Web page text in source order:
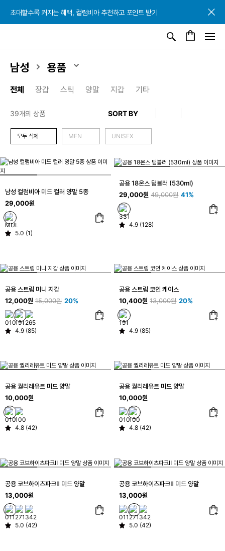
초대할수록 커지는 혜택, 컬럼비아 추천하고 포인트 받기
초대할수록 커지는 혜택, 컬럼비아 추천하고 포인트 받기
초대할수록 커지는 혜택, 컬럼비아 추천하고 포인트 받기
남성 용품
전체 장갑 스틱 양말 지갑 기타
39개의 상품
모두 삭제 MEN UNISEX
남성 컬럼비아 미드 컬러 양말 5종
29,000원
5.0 (1)
공용 18온스 텀블러 (530ml)
29,000원 49,000원 41%
4.9 (128)
공용 스트림 미니 지갑
12,000원 15,000원 20%
4.9 (85)
공용 스트림 코인 케이스
10,400원 13,000원 20%
4.9 (85)
공용 퀄리레유트 미드 양말
10,000원
4.8 (42)
공용 퀄리레유트 미드 양말
10,000원
4.8 (42)
공용 코브하이츠파크Ⅱ 미드 양말
13,000원
5.0 (42)
공용 코브하이츠파크Ⅱ 미드 양말
13,000원
5.0 (42)